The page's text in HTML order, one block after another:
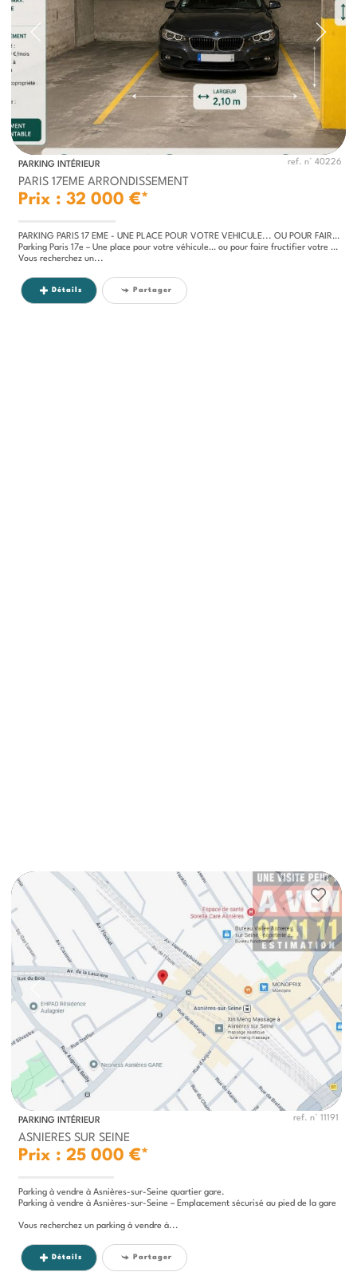
PARKING INTÉRIEUR ref. n° 40226
PARIS 17EME ARRONDISSEMENT
Prix : 32 000 €*
PARKING PARIS 17 EME - UNE PLACE POUR VOTRE VEHICULE... OU POUR FAIRE FRUCTIFIER VOTRE PATRIMOINE
Parking Paris 17e – Une place pour votre véhicule… ou pour faire fructifier votre patrimoine
Vous recherchez un...
Détails Partager
PARKING INTÉRIEUR ref. n° 11191
ASNIERES SUR SEINE
Prix : 25 000 €*
Parking à vendre à Asnières-sur-Seine quartier gare.
Parking à vendre à Asnières-sur-Seine – Emplacement sécurisé au pied de la gare
Vous recherchez un parking à vendre à...
Détails Partager